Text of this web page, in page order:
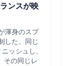
ンスが映
渾身のスプ
した。同じ
ッシュし、
その同じレ